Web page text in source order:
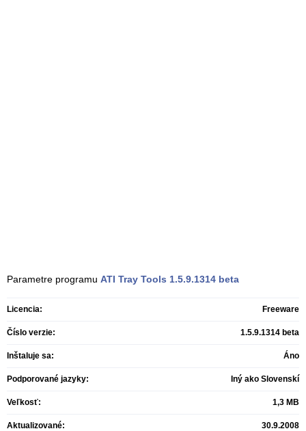
Parametre programu ATI Tray Tools 1.5.9.1314 beta
Licencia: Freeware
Číslo verzie: 1.5.9.1314 beta
Inštaluje sa: Áno
Podporované jazyky: Iný ako Slovenskí
Veľkosť: 1,3 MB
Aktualizované: 30.9.2008